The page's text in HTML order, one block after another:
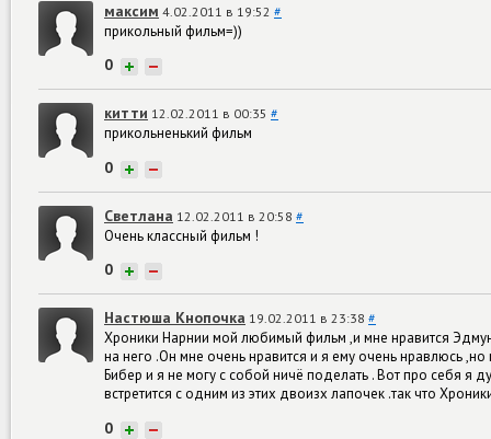
максим 4.02.2011 в 19:52 #
прикольный фильм=))
0 + −
китти 12.02.2011 в 00:35 #
прикольненький фильм
0 + −
Светлана 12.02.2011 в 20:58 #
Очень классный фильм !
0 + −
Настюша Кнопочка 19.02.2011 в 23:38 #
Хроники Нарнии мой любимый фильм ,и мне нравится
на него .Он мне очень нравится и я ему очень нравлюсь
Бибер и я не могу с собой ничё поделать . Вот про себя я
встретится с одним из этих двоизх лапочек .так что
0 + −